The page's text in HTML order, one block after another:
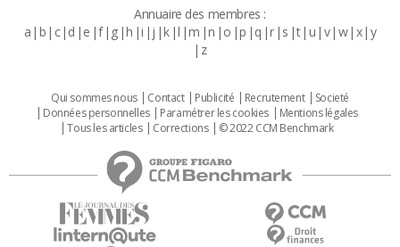
Annuaire des membres :
a b c d e f g h i j k l m n o p q r s t u v w x y
z
Qui sommes nous Contact Publicité Recrutement
Societé
Données personnelles
Paramétrer les cookies
Mentions légales
Tous les articles
Corrections © 2022 CCM Benchmark